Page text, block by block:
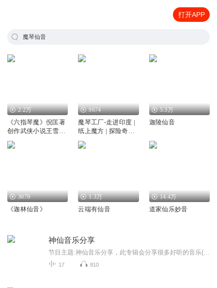
打开APP
魔琴仙音
2.2万
《六指琴魔》倪匡著
创作武侠小说王雪梅
天魔琴
9674
魔琴工厂-走进印度 |
纸上魔方 | 探险奇遇 |
绘本故事
5.3万
迦陵仙音
3079
《迦林仙音》
1.3万
云端有仙音
14.4万
道家仙乐妙音
神仙音乐分享
17 810